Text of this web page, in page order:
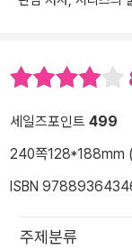
세일즈포인트 499
240쪽128*188mm
ISBN
주제분류